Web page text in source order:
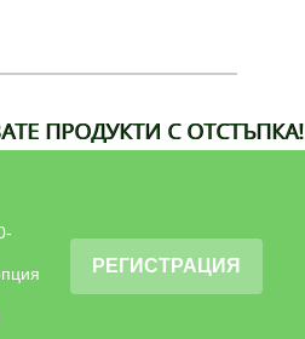
ПРОДУКТИ С ОТСТЪПКА!
РЕГИСТРАЦИЯ